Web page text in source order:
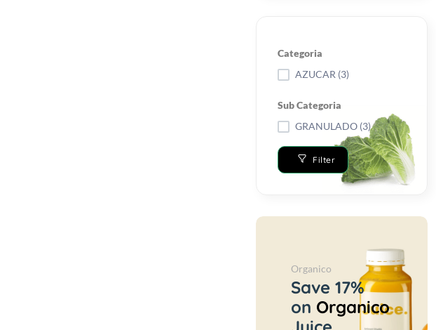
Categoria
AZUCAR (3)
Sub Categoria
GRANULADO (3)
Filter
Organico
Save 17%
on Organico